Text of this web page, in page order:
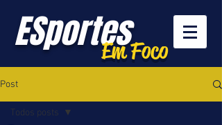
ESportesEm Foco
Post
Todos posts